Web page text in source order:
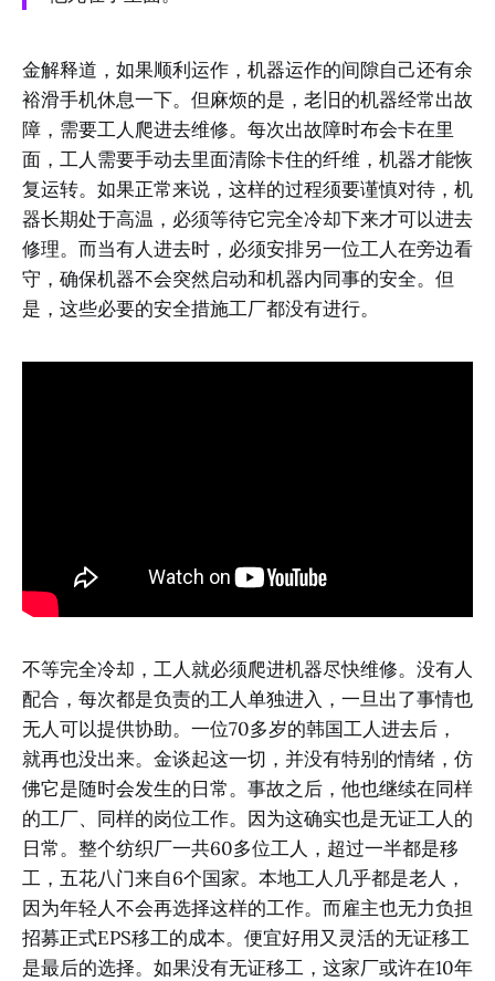
金解释道，如果顺利运作，机器运作的间隙自己还有余
裕滑手机休息一下。但麻烦的是，老旧的机器经常出故
障，需要工人爬进去维修。每次出故障时布会卡在里
面，工人需要手动去里面清除卡住的纤维，机器才能恢
复运转。如果正常来说，这样的过程须要谨慎对待，机
器长期处于高温，必须等待它完全冷却下来才可以进去
修理。而当有人进去时，必须安排另一位工人在旁边看
守，确保机器不会突然启动和机器内同事的安全。但
是，这些必要的安全措施工厂都没有进行。
不等完全冷却，工人就必须爬进机器尽快维修。没有人
配合，每次都是负责的工人单独进入，一旦出了事情也
无人可以提供协助。一位70多岁的韩国工人进去后，
就再也没出来。金谈起这一切，并没有特别的情绪，仿
佛它是随时会发生的日常。事故之后，他也继续在同样
的工厂、同样的岗位工作。因为这确实也是无证工人的
日常。整个纺织厂一共60多位工人，超过一半都是移
工，五花八门来自6个国家。本地工人几乎都是老人，
因为年轻人不会再选择这样的工作。而雇主也无力负担
招募正式EPS移工的成本。便宜好用又灵活的无证移工
是最后的选择。如果没有无证移工，这家厂或许在10年